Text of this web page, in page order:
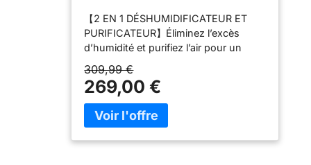
HEPA13| Fonction de séchage
des vêtements| 2 vitesses|
Réservoir de 4L|
Programmable 24h/24|
Roues| Sécurité enfants
【2 EN 1 DÉSHUMIDIFICATEUR ET
PURIFICATEUR】Éliminez l’excès
d’humidité et purifiez l’air pour un
moisissures ni champignons. Filtre
HEPA13 qui capture 99,97% des
particules fines. 【GRANDE CAPACITÉ
20L/24H】Idéal pour pièces jusqu’à
309,99 €
269,00 €